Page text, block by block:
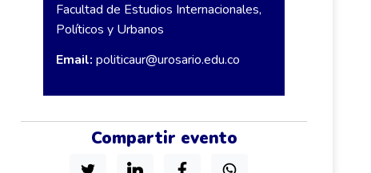
Facultad de Estudios Internacionales,
Políticos y Urbanos
Email: politicaur@urosario.edu.co
Compartir evento